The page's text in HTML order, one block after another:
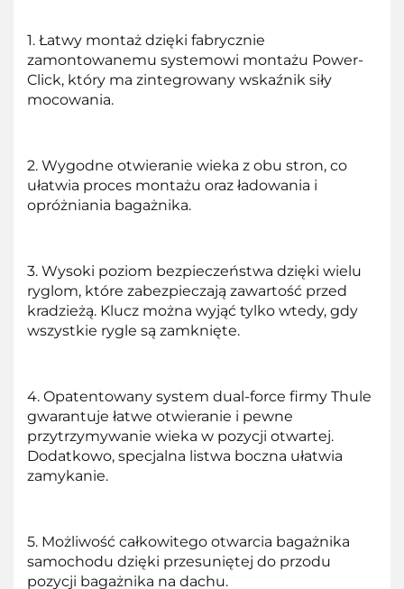
1. Łatwy montaż dzięki fabrycznie
zamontowanemu systemowi montażu Power-
Click, który ma zintegrowany wskaźnik siły
mocowania.
2. Wygodne otwieranie wieka z obu stron, co
ułatwia proces montażu oraz ładowania i
opróżniania bagażnika.
3. Wysoki poziom bezpieczeństwa dzięki wielu
ryglom, które zabezpieczają zawartość przed
kradzieżą. Klucz można wyjąć tylko wtedy, gdy
wszystkie rygle są zamknięte.
4. Opatentowany system dual-force firmy Thule
gwarantuje łatwe otwieranie i pewne
przytrzymywanie wieka w pozycji otwartej.
Dodatkowo, specjalna listwa boczna ułatwia
zamykanie.
5. Możliwość całkowitego otwarcia bagażnika
samochodu dzięki przesuniętej do przodu
pozycji bagażnika na dachu.